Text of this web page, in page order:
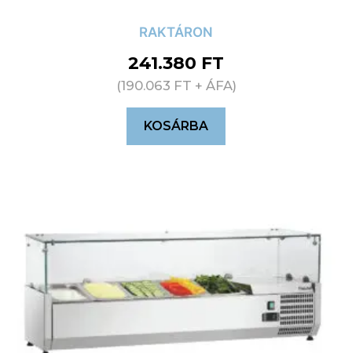
RAKTÁRON
241.380 FT
(190.063 FT + ÁFA)
KOSÁRBA